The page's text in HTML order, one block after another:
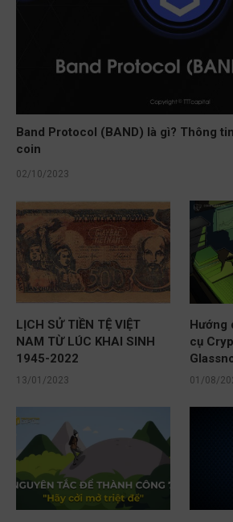
Band Protocol (BAND) là gì? Thông
coin
02/10/2023
LỊCH SỬ TIỀN TỆ VIỆT
NAM TỪ LÚC KHAI SINH
1945-2022
13/01/2023
Hướng
cụ
01/08/